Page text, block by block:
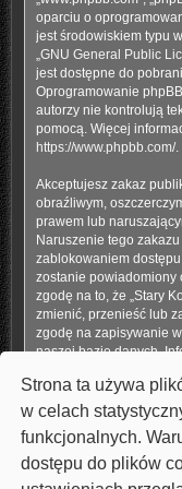
Strona ta używa
w celach
funkcjonalnych.
dostępu do plików
oparciu o
jest środowiskiem typu
GNU General Public
jest dostępne do
Oprogramowanie
autorzy nie kontrolują
pomocą. Więcej
https://www.phpbb.com/.
Akceptujesz zakaz
obraźliwym,
prawem lub
Naruszenie tego
zablokowaniem
zostanie powiadomiony
zgodę na to, że „Stary
zmienić, przenieść lub
zgodę na zapisywanie
naszej bazie danych.
ponosi
może dojść do
Strona główna